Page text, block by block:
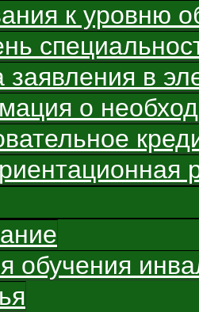
к уровню
заявления в
о
обучения